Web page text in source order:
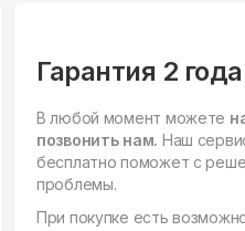
Гарантия 2 года
В любой момент можете
позвонить нам. Наш
бесплатно поможет с
проблемы.
При покупке есть